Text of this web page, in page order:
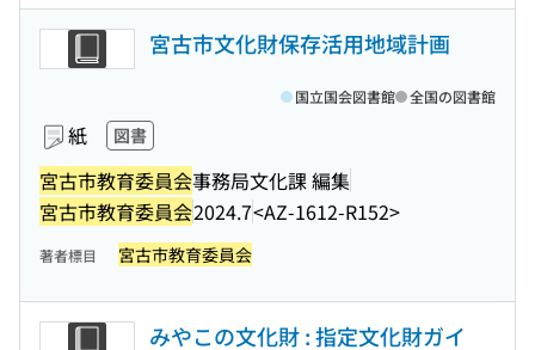
宮古市文化財保存活用地域計画
紙 図書
宮古市教育委員会事務局文化課 編集
宮古市教育委員会2024.7<AZ-1612-R152>
国立国会図書館 全国の図書館
著者標目 宮古市教育委員会
みやこの文化財 : 指定文化財ガイ